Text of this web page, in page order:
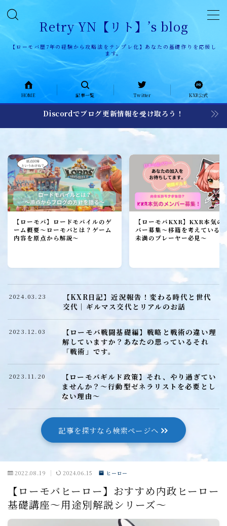
Retry YN【リト】’s blog
【ローモバ歴7年の経験から攻略法をテンプレ化】あなたの基礎作りを応援し
ます。
HOME
記事一覧
KXR公式ページ
KXR日記
メンバー募集
加入者レポート
ローモバ攻略
研究
城構成
装備
ヒーロー
ローモバ戦闘編
戦闘基礎編
戦闘防衛編
戦闘攻撃編
戦闘小ネタ編
ギルド運営
ギルド政策
HOME 記事一覧 Twitter KXR公式
Discordでブログ更新情報を受け取ろう！
【ローモバ】ロードモバイルのゲ
ーム概要～ローモバとは？ゲーム
内容を原点から解説～
【ローモバKXR】KXR本気の
バー募集～移籍を考えている
未満のプレーヤー必見～
【KXR日記】近況報告！変わる時代と世代
交代｜ギルマス交代とリアルのお話
2024.03.23
【ローモバ戦闘基礎編】戦略と戦術の違い理
解していますか？あなたの思っているそれ
「戦術」です。
2023.12.03
【ローモバギルド政策】それ、やり過ぎてい
ませんか？～行動型ゼネラリストを必要とし
ない理由～
2023.11.20
記事を探すなら検索ページへ
2022.08.19 2024.06.15 ヒーロー
【ローモバヒーロー】おすすめ内政ヒーロー
基礎講座～用途別解説シリーズ～